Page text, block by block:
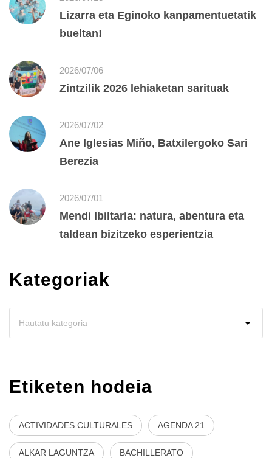
Lizarra eta Eginoko kanpamentuetatik
bueltan!
2026/07/06
Zintzilik 2026 lehiaketan sarituak
2026/07/02
Ane Iglesias Miño, Batxilergoko Sari
Berezia
2026/07/01
Mendi Ibiltaria: natura, abentura eta
taldean bizitzeko esperientzia
Kategoriak
Etiketen hodeia
ACTIVIDADES CULTURALES AGENDA 21
ALKAR LAGUNTZA BACHILLERATO